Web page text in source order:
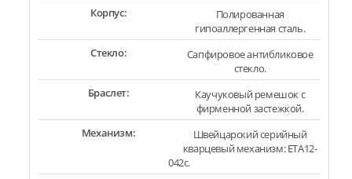
Корпус:
Полированная
гипоаллергенная сталь.
Стекло:
Сапфировое антибликовое
стекло.
Браслет:
Каучуковый ремешок с
фирменной застежкой.
Механизм:
Швейцарский серийный
кварцевый механизм: ETA12-
042c.